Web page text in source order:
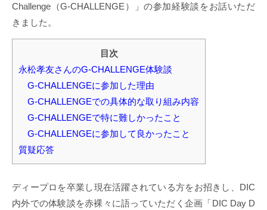
Challenge（G-CHALLENGE）」の参加経験談をお話いただ
きました。
目次
永松孝友さんのG-CHALLENGE体験談
G-CHALLENGEに参加した理由
G-CHALLENGEでの具体的な取り組み内容
G-CHALLENGEで特に難しかったこと
G-CHALLENGEに参加して良かったこと
質疑応答
ディープロを卒業し現在活躍されている方をお招きし、DIC
内外での体験談を赤裸々に語っていただく企画「DIC Day D